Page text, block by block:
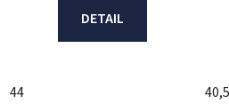
DETAIL
44 40,5